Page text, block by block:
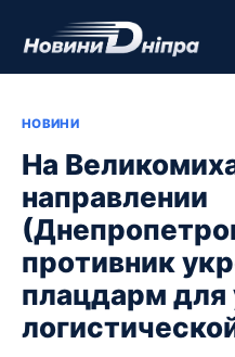
НОВИНИ
На
направлении
противник
плацдарм для